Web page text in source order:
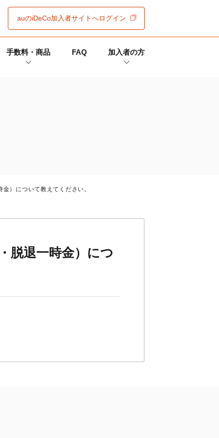
auのiDeCo加入者サイトへログイン
手数料・商品 FAQ 加入者の方
）について教えてください。
脱退一時金）につ